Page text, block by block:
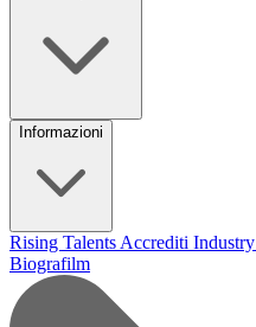
Informazioni
Rising Talents Accrediti Industry
Biografilm